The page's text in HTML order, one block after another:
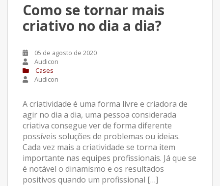
Como se tornar mais
criativo no dia a dia?
05 de agosto de 2020
Audicon
Cases
Audicon
A criatividade é uma forma livre e criadora de
agir no dia a dia, uma pessoa considerada
criativa consegue ver de forma diferente
possíveis soluções de problemas ou ideias.
Cada vez mais a criatividade se torna item
importante nas equipes profissionais. Já que se
é notável o dinamismo e os resultados
positivos quando um profissional […]